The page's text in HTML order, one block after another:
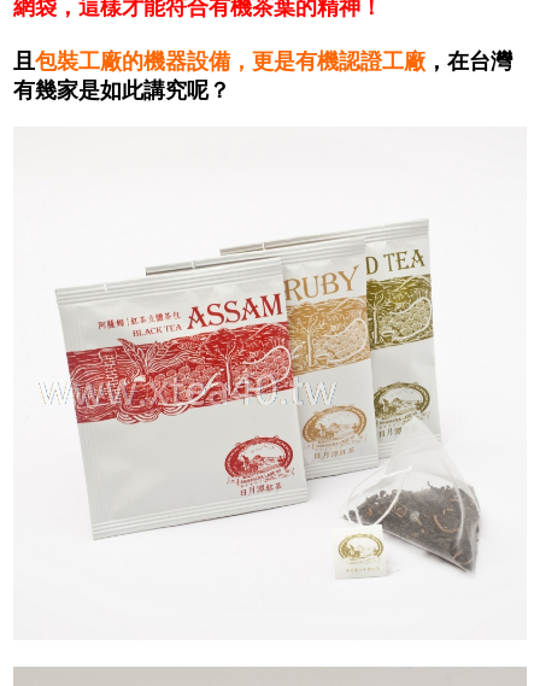
網袋，這樣才能符合有機茶葉的精神！
且包裝工廠的機器設備，更是有機認證工廠 ，在台灣
有幾家是如此講究呢？